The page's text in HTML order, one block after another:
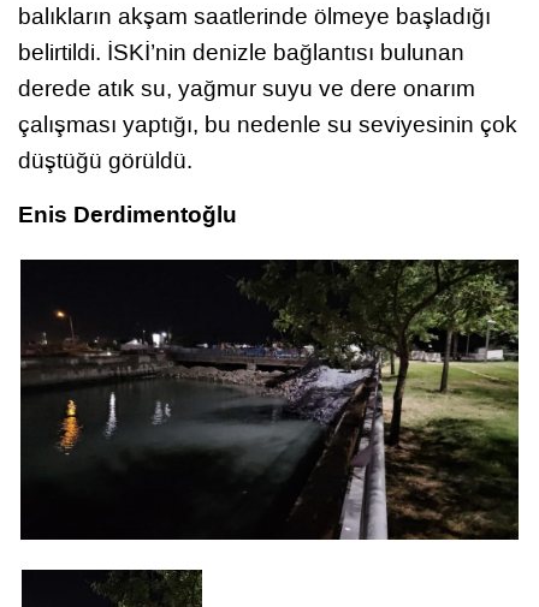
balıkların akşam saatlerinde ölmeye başladığı
belirtildi. İSKİ’nin denizle bağlantısı bulunan
derede atık su, yağmur suyu ve dere onarım
çalışması yaptığı, bu nedenle su seviyesinin çok
düştüğü görüldü.
Enis Derdimentoğlu